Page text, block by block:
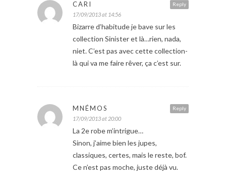
Reply
CARI
17/09/2013 at 14:56
Bizarre d’habitude je bave sur les
collection Sinister et là…rien, nada,
niet. C’est pas avec cette collection-
là qui va me faire rêver, ça c’est sur.
Reply
MNÉMOS
17/09/2013 at 20:00
La 2e robe m’intrigue…
Sinon, j’aime bien les jupes,
classiques, certes, mais le reste, bof.
Ce n’est pas moche, juste déjà vu.